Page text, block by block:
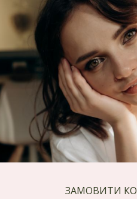
ЗАМОВИТИ